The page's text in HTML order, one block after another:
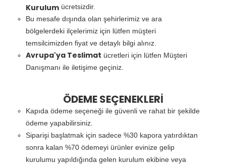
Kurulum ücretsizdir.
Bu mesafe dışında olan şehirlerimiz ve ara
bölgelerdeki ilçelerimiz için lütfen müşteri
temsilcimizden fiyat ve detaylı bilgi alınız.
Avrupa'ya Teslimat ücretleri için lütfen Müşteri
Danışmanı ile iletişime geçiniz.
ÖDEME SEÇENEKLERİ
Kapıda ödeme seçeneği ile güvenli ve rahat bir şekilde
ödeme yapabilirsiniz.
Siparişi başlatmak için sadece %30 kapora yatırdıktan
sonra kalan %70 ödemeyi ürünler evinize gelip
kurulumu yapıldığında gelen kurulum ekibine veya